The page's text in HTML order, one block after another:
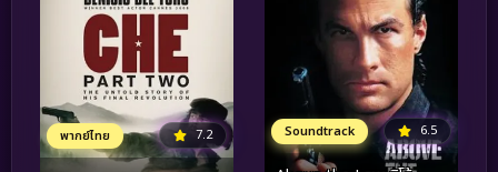
พากย์ไทย 7.2 Soundtrack 6.5